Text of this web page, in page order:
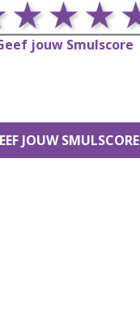
jouw Smulscore
JOUW SMULSCORE